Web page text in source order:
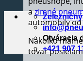
azimné
automobily od
Nakoľko
tovar
Otváracia
+421 907